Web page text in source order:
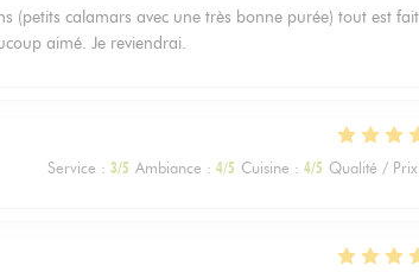
(petits calamars avec une très bonne purée) tout est fait
aimé. Je reviendrai.
Service : 3/5 Ambiance : 4/5 Cuisine : 4/5 Qualité / Prix